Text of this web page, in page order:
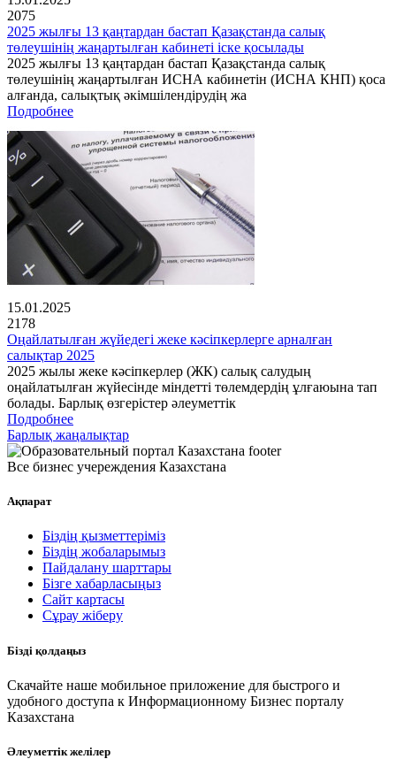
2075
2025 жылғы 13 қаңтардан бастап Қазақстанда салық
төлеушінің жаңартылған кабинеті іске қосылады
2025 жылғы 13 қаңтардан бастап Қазақстанда салық
төлеушінің жаңартылған ИСНА кабинетін (ИСНА КНП) қоса
алғанда, салықтық әкімшілендірудің жа
Подробнее
15.01.2025
2178
Оңайлатылған жүйедегі жеке кәсіпкерлерге арналған
салықтар 2025
2025 жылы жеке кәсіпкерлер (ЖК) салық салудың
оңайлатылған жүйесінде міндетті төлемдердің ұлғаюына тап
болады. Барлық өзгерістер әлеуметтік
Подробнее
Барлық жаңалықтар
Все бизнес учереждения Казахстана
Ақпарат
Біздің қызметтеріміз
Біздің жобаларымыз
Пайдалану шарттары
Бізге хабарласыңыз
Сайт картасы
Сұрау жіберу
Бізді қолдаңыз
Скачайте наше мобильное приложение для быстрого и
удобного доступа к Информационному Бизнес порталу
Казахстана
Әлеуметтік желілер